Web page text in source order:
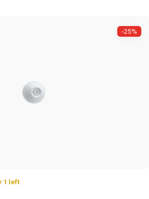
-25%
1 left